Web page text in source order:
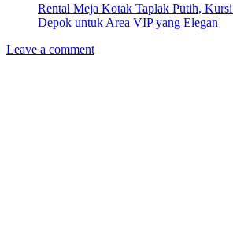
Rental Meja Kotak Taplak Putih,
Depok untuk Area VIP yang Elegan
Leave a comment